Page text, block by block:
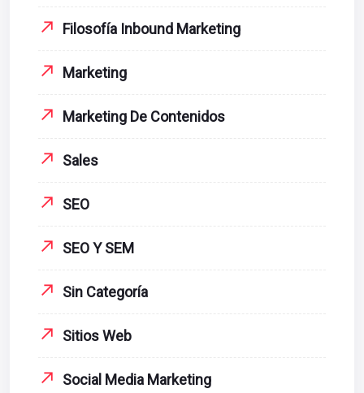
Filosofía Inbound Marketing
Marketing
Marketing De Contenidos
Sales
SEO
SEO Y SEM
Sin Categoría
Sitios Web
Social Media Marketing